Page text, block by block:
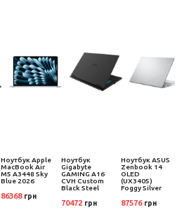
Ноутбук Apple
MacBook Air
M5 A3448 Sky
Blue 2026
86368 грн
Ноутбук
Gigabyte
GAMING A16
CVH Custom
Black Steel
70472 грн
Ноутбук ASUS
Zenbook 14
OLED
(UX3405)
Foggy Silver
87576 грн